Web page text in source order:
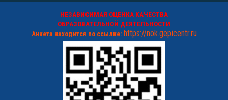
НЕЗАВИСИМАЯ ОЦЕНКА КАЧЕСТВА
ОБРАЗОВАТЕЛЬНОЙ ДЕЯТЕЛЬНОСТИ
Анкета находится по ссылке: https://nok.gepicentr.ru